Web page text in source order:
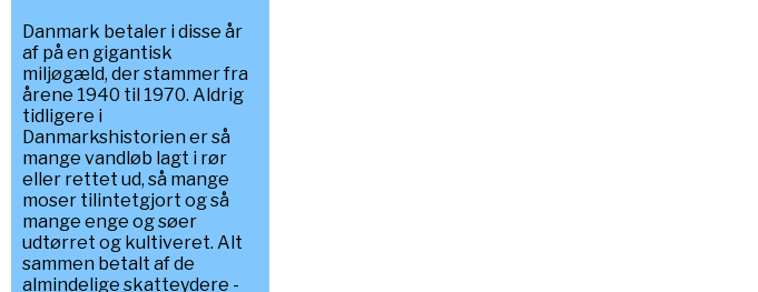
Danmark betaler i disse år
af på en gigantisk
miljøgæld, der stammer fra
årene 1940 til 1970. Aldrig
tidligere i
Danmarkshistorien er så
mange vandløb lagt i rør
eller rettet ud, så mange
moser tilintetgjort og så
mange enge og søer
udtørret og kultiveret. Alt
sammen betalt af de
almindelige skatteydere -